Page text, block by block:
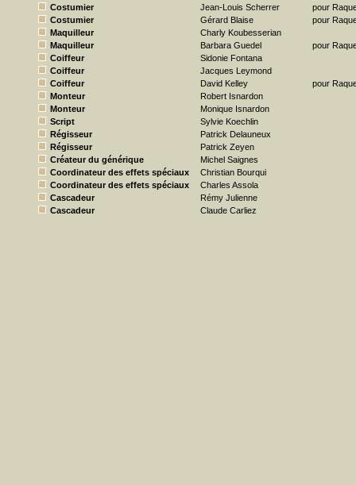
Costumier
Jean-Louis Scherrer
pour
Costumier
Gérard Blaise
pour
Maquilleur
Charly Koubesserian
Maquilleur
Barbara Guedel
pour
Coiffeur
Sidonie Fontana
Coiffeur
Jacques Leymond
Coiffeur
David Kelley
pour
Monteur
Robert Isnardon
Monteur
Monique Isnardon
Script
Sylvie Koechlin
Régisseur
Patrick Delauneux
Régisseur
Patrick Zeyen
Créateur du générique
Michel Saignes
Coordinateur des effets spéciaux
Christian Bourqui
Coordinateur des effets spéciaux
Charles Assola
Cascadeur
Rémy Julienne
Cascadeur
Claude Carliez